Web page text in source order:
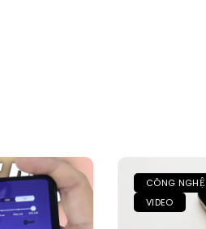
CÔNG NGHỆ
VIDEO